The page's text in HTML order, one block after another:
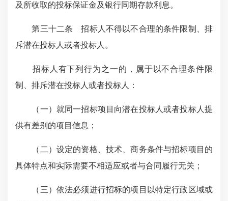
及所收取的投标保证金及银行同期存款利息。
第三十二条 招标人不得以不合理的条件限制、排
斥潜在投标人或者投标人。
招标人有下列行为之一的，属于以不合理条件限
制、排斥潜在投标人或者投标人：
（一）就同一招标项目向潜在投标人或者投标人提
供有差别的项目信息；
（二）设定的资格、技术、商务条件与招标项目的
具体特点和实际需要不相适应或者与合同履行无关；
（三）依法必须进行招标的项目以特定行政区域或